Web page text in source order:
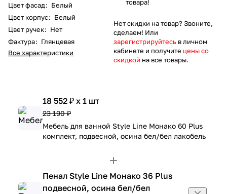
Цвет фасад: Белый
Цвет корпус: Белый
Цвет ручек: Нет
Фактура: Глянцевая
Все характеристики
товара!
Нет скидки на товар? Звоните,
сделаем! Или
зарегистрируйтесь в личном
кабинете и получите цены со
скидкой на все товары.
18 552 ₽ x 1 шт
23 190 ₽
Мебель для ванной Style Line Монако 60 Plus
комплект, подвесной, осина бел/бел лакобель
Пенал Style Line Монако 36 Plus
подвесной, осина бел/бел